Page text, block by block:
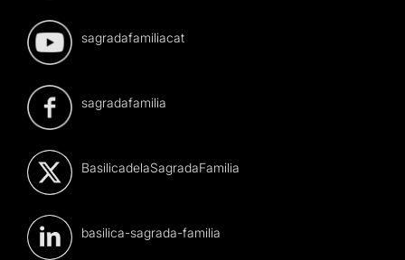
sagradafamiliacat
sagradafamilia
BasilicadelaSagradaFamilia
basilica-sagrada-familia